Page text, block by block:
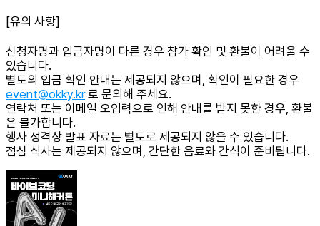
[유의 사항]
신청자명과 입금자명이 다른 경우 참가 확인 및 환불이 어려울 수
있습니다.
별도의 입금 확인 안내는 제공되지 않으며, 확인이 필요한 경우
event@okky.kr로 문의해 주세요.
연락처 또는 이메일 오입력으로 인해 안내를 받지 못한 경우, 환불
은 불가합니다.
행사 성격상 발표 자료는 별도로 제공되지 않을 수 있습니다.
점심 식사는 제공되지 않으며, 간단한 음료와 간식이 준비됩니다.